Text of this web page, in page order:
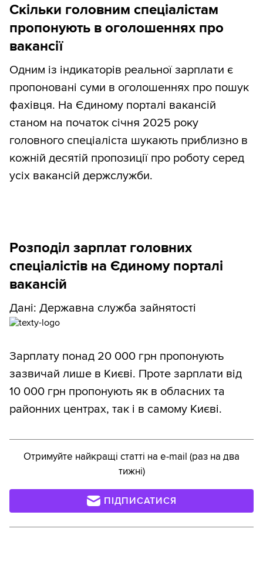
Скільки головним спеціалістам
пропонують в оголошеннях про
вакансії
Одним із індикаторів реальної зарплати є
пропоновані суми в оголошеннях про пошук
фахівця. На Єдиному порталі вакансій
станом на початок січня 2025 року
головного спеціаліста шукають приблизно в
кожній десятій пропозиції про роботу серед
усіх вакансій держслужби.
Розподіл зарплат головних
спеціалістів на Єдиному порталі
вакансій
Дані: Державна служба зайнятості
Зарплату понад 20 000 грн пропонують
зазвичай лише в Києві. Проте зарплати від
10 000 грн пропонують як в обласних та
районних центрах, так і в самому Києві.
Отримуйте найкращі статті на e-mail (раз на два
тижні)
ПІДПИСАТИСЯ